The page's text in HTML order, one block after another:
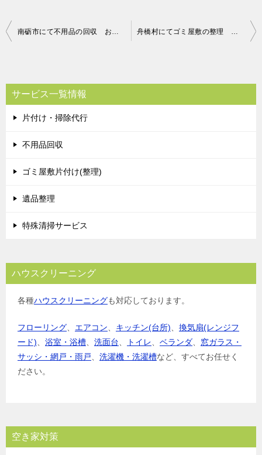
投
ビ
ゲ
ー
シ
南砺市にて不用品の回収 お客様の声 舟橋村にてゴミ屋敷の整理 お客様の声
サービス一覧情報
片付け・掃除代行
不用品回収
ゴミ屋敷片付け(整理)
遺品整理
特殊清掃サービス
ハウスクリーニング
各種ハウスクリーニングも対応しております。
フローリング、 エアコン、 キッチン(台所)、 換気扇(レンジフ
ード)、 浴室・浴槽、 洗面台、 トイレ、 ベランダ、 窓ガラス・
サッシ・網戸・雨戸、 洗濯機・洗濯槽など、すべてお任せく
ださい。
空き家対策